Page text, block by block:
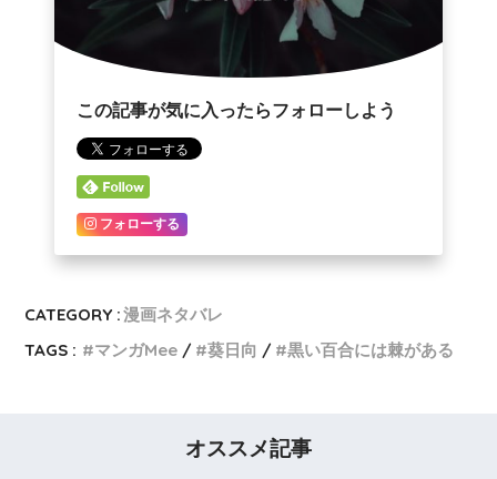
この記事が気に入ったらフォローしよう
フォローする
CATEGORY :漫画ネタバレ
TAGS :
マンガMee 葵日向 黒い百合には棘がある
オススメ記事